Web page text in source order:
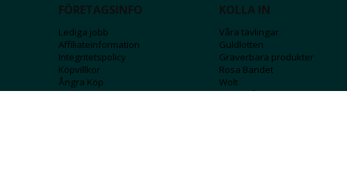
FÖRETAGSINFO
Lediga jobb
Affiliateinformation
Integritetspolicy
Köpvillkor
Ångra Köp
KOLLA IN
Våra tävlingar
Guldlotten
Graverbara produkter
Rosa Bandet
Wolt
Tips & råd